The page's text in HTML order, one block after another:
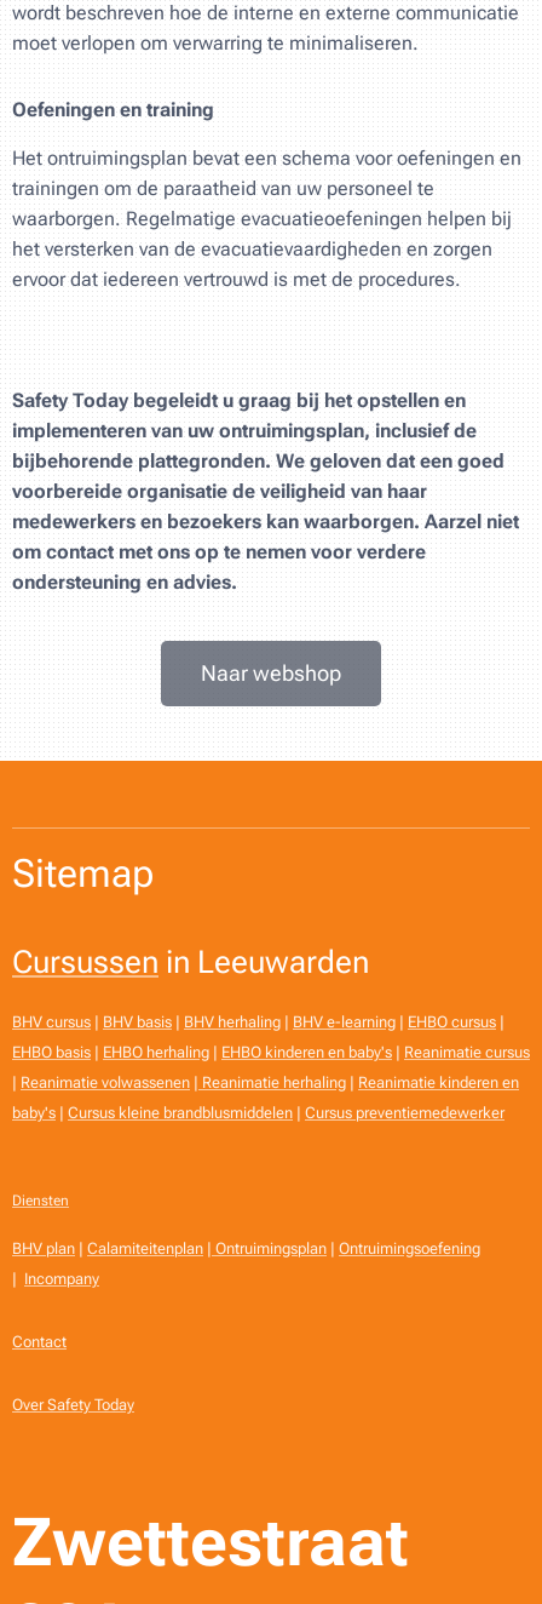
wordt beschreven hoe de interne en externe communicatie
moet verlopen om verwarring te minimaliseren.
Oefeningen en training
Het ontruimingsplan bevat een schema voor oefeningen en
trainingen om de paraatheid van uw personeel te
waarborgen. Regelmatige evacuatieoefeningen helpen bij
het versterken van de evacuatievaardigheden en zorgen
ervoor dat iedereen vertrouwd is met de procedures.
Safety Today begeleidt u graag bij het opstellen en
implementeren van uw ontruimingsplan, inclusief de
bijbehorende plattegronden. We geloven dat een goed
voorbereide organisatie de veiligheid van haar
medewerkers en bezoekers kan waarborgen. Aarzel niet
om contact met ons op te nemen voor verdere
ondersteuning en advies.
Naar webshop
Sitemap
Cursussen in Leeuwarden
BHV cursus | BHV basis | BHV herhaling | BHV e-learning | EHBO cursus |
EHBO basis | EHBO herhaling | EHBO kinderen en baby's | Reanimatie cursus
| Reanimatie volwassenen | Reanimatie herhaling | Reanimatie kinderen en
baby's | Cursus kleine brandblusmiddelen | Cursus preventiemedewerker
Diensten
BHV plan | Calamiteitenplan | Ontruimingsplan | Ontruimingsoefening
| Incompany
Contact
Over Safety Today
Zwettestraat